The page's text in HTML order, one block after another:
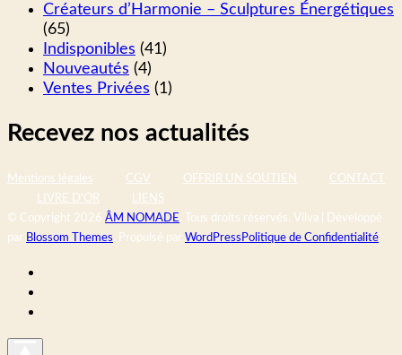
Créateurs d’Harmonie – Sculptures Énergétiques
(65)
Indisponibles (41)
Nouveautés (4)
Ventes Privées (1)
Recevez nos actualités
Mentions légales CGV OFFRIR UN SOUTIEN
CONTACT
LIVRE D'OR
LIENS
© Copyright 2026 ÂM NOMADE. Tous droits réservés. Vilva | Développé
par Blossom Themes. Propulsé par WordPress Politique de Confidentialité